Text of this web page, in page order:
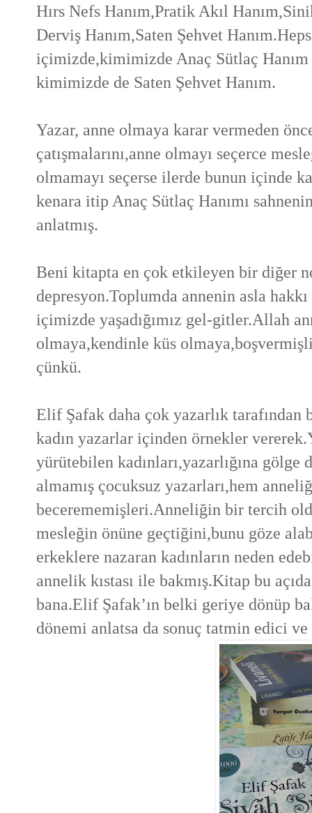
Hırs Nefs Hanım,Pratik Akıl
Derviş Hanım,Saten Şehvet
içimizde,kimimizde Anaç Sütlaç Hanım
kimimizde de Saten Şehvet Hanım.
Yazar, anne olmaya karar vermeden
çatışmalarını,anne olmayı seçerce
olmamayı seçerse ilerde bunun içinde
kenara itip Anaç Sütlaç Hanımı
anlatmış.
Beni kitapta en çok etkileyen bir diğer
depresyon.Toplumda annenin asla
içimizde yaşadığımız gel-gitler.Allah
olmaya,kendinle küs
çünkü.
Elif Şafak daha çok yazarlık tarafından
kadın yazarlar içinden örnekler
yürütebilen kadınları,yazarlığına
almamış çocuksuz yazarları,hem
becerememişleri.Anneliğin bir tercih
mesleğin önüne geçtiğini,bunu göze
erkeklere nazaran kadınların neden
annelik kıstası ile bakmış.Kitap bu
bana.Elif Şafak’ın belki geriye dönüp
dönemi anlatsa da sonuç tatmin edici